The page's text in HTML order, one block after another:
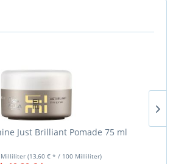
Just Brilliant Pomade 75 ml
Milliliter (13,60 € * / 100 Milliliter)